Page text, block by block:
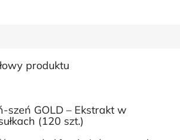
produktu
szeń GOLD – Ekstrakt w
(120 szt.)